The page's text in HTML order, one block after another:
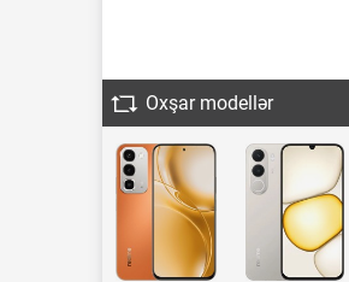
Oxşar modellər